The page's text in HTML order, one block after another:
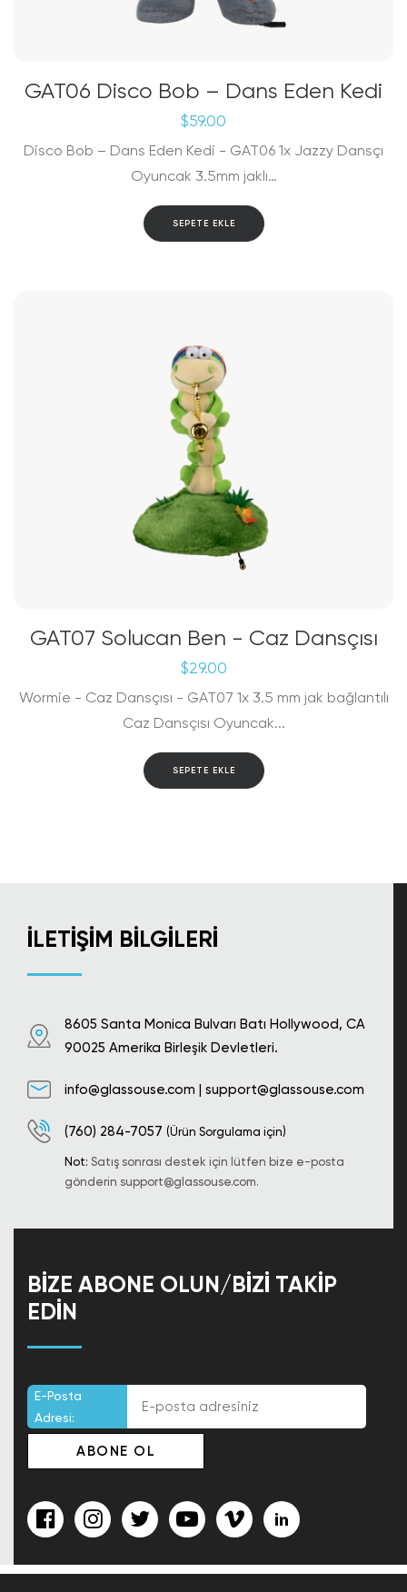
GAT06 Disco Bob – Dans Eden Kedi
$59.00
Disco Bob – Dans Eden Kedi - GAT06 1x Jazzy Dansçı
Oyuncak 3.5mm jaklı…
SEPETE EKLE
GAT07 Solucan Ben - Caz Dansçısı
$29.00
Wormie - Caz Dansçısı - GAT07 1x 3.5 mm jak bağlantılı
Caz Dansçısı Oyuncak...
SEPETE EKLE
İLETIŞIM BILGILERI
8605 Santa Monica Bulvarı Batı Hollywood, CA
90025 Amerika Birleşik Devletleri.
info@glassouse.com | support@glassouse.com
(760) 284-7057 (Ürün Sorgulama için)
Not: Satış sonrası destek için lütfen bize e-posta
gönderin support@glassouse.com.
BIZE ABONE OLUN/BIZI TAKIP
EDIN
E-Posta
Adresi: